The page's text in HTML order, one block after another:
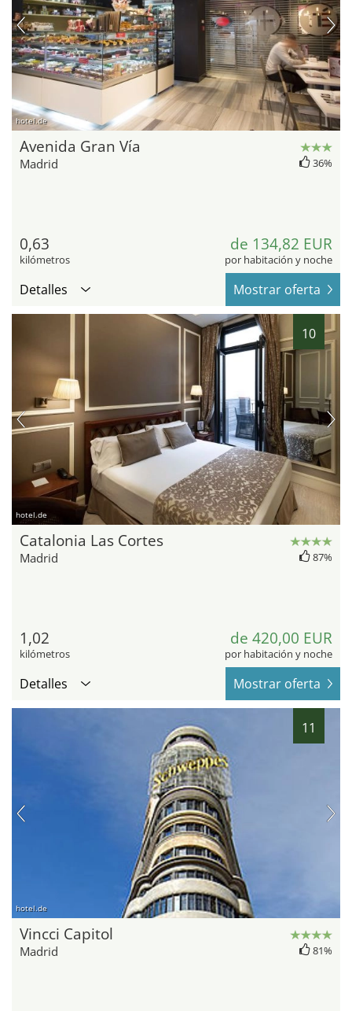
hotel.de
Avenida Gran Vía
Madrid 36%
0,63
kilómetros
de 134,82 EUR
por habitación y noche
Detalles Mostrar oferta
10
hotel.de
Catalonia Las Cortes
Madrid 87%
1,02
kilómetros
de 420,00 EUR
por habitación y noche
Detalles Mostrar oferta
11
hotel.de
Vincci Capitol
Madrid 81%